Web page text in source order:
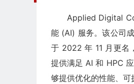
Applied Digital
能 (AI) 服务。该公司
于 2022 年 11 月更名
提供满足 AI 和 HPC
够提供优化的性能、可